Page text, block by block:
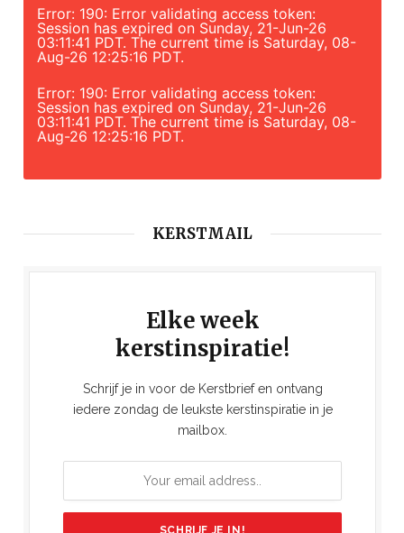
Error: 190: Error validating access token:
Session has expired on Sunday, 21-Jun-26
03:11:41 PDT. The current time is Saturday, 08-
Aug-26 12:25:16 PDT.
Error: 190: Error validating access token:
Session has expired on Sunday, 21-Jun-26
03:11:41 PDT. The current time is Saturday, 08-
Aug-26 12:25:16 PDT.
KERSTMAIL
Elke week
kerstinspiratie!
Schrijf je in voor de Kerstbrief en ontvang
iedere zondag de leukste kerstinspiratie in je
mailbox.